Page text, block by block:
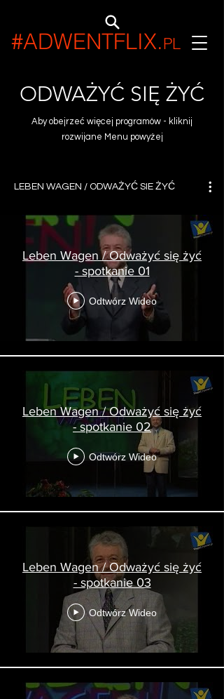
#ADWENTFLIX.PL
ODWAŻYĆ SIĘ ŻYĆ
Aby obejrzeć więcej programów - kliknij
rozwijane Menu powyżej
LEBEN WAGEN / ODWAŻYĆ SIE ŻYĆ
Leben Wagen / Odważyć się żyć
- spotkanie 01
Odtwórz Wideo
Leben Wagen / Odważyć się żyć
- spotkanie 02
Odtwórz Wideo
Leben Wagen / Odważyć się żyć
- spotkanie 03
Odtwórz Wideo